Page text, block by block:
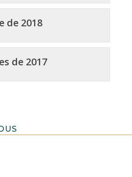
de 2018
de 2017